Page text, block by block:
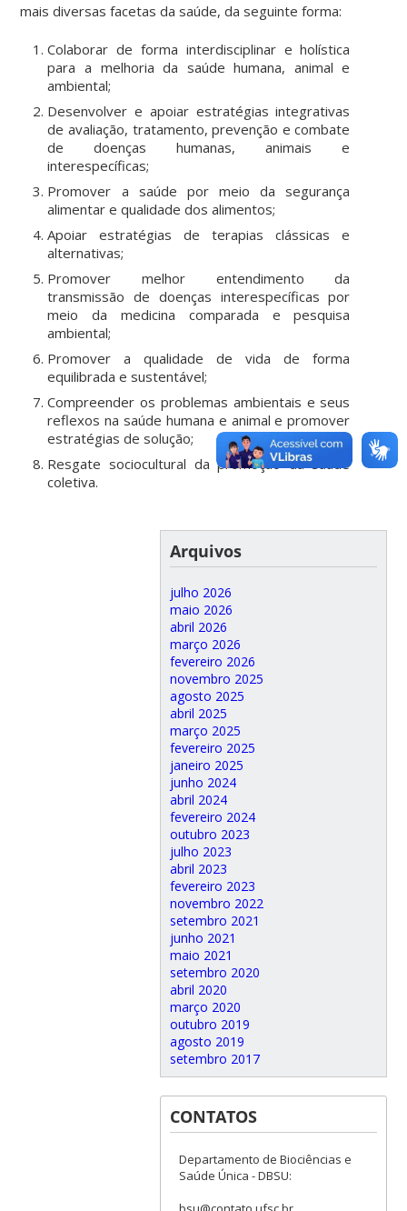
mais diversas facetas da saúde, da seguinte forma:
Colaborar de forma interdisciplinar e holística
para a melhoria da saúde humana, animal e
ambiental;
Desenvolver e apoiar estratégias integrativas
de avaliação, tratamento, prevenção e combate
de doenças humanas, animais e
interespecíficas;
Promover a saúde por meio da segurança
alimentar e qualidade dos alimentos;
Apoiar estratégias de terapias clássicas e
alternativas;
Promover melhor entendimento da
transmissão de doenças interespecíficas por
meio da medicina comparada e pesquisa
ambiental;
Promover a qualidade de vida de forma
equilibrada e sustentável;
Compreender os problemas ambientais e seus
reflexos na saúde humana e animal e promover
estratégias de solução;
Resgate sociocultural da promoção da saúde
coletiva.
Arquivos
julho 2026
maio 2026
abril 2026
março 2026
fevereiro 2026
novembro 2025
agosto 2025
abril 2025
março 2025
fevereiro 2025
janeiro 2025
junho 2024
abril 2024
fevereiro 2024
outubro 2023
julho 2023
abril 2023
fevereiro 2023
novembro 2022
setembro 2021
junho 2021
maio 2021
setembro 2020
abril 2020
março 2020
outubro 2019
agosto 2019
setembro 2017
CONTATOS
Departamento de Biociências e
Saúde Única - DBSU: